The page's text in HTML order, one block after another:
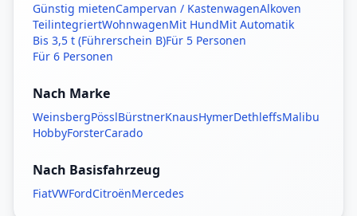
Günstig mietenCampervan / KastenwagenAlkoven
TeilintegriertWohnwagenMit HundMit Automatik
Bis 3,5 t (Führerschein B)Für 5 Personen
Für 6 Personen
Nach Marke
WeinsbergPösslBürstnerKnausHymerDethleffsMalibu
HobbyForsterCarado
Nach Basisfahrzeug
FiatVWFordCitroënMercedes